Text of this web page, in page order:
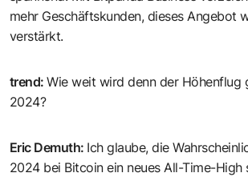
mehr Geschäftskunden, dieses Angebot
verstärkt.
trend:Wie weit wird denn der Höhenflug
2024?
Eric Demuth: Ich glaube, die
2024 bei Bitcoin ein neues All-Time-High